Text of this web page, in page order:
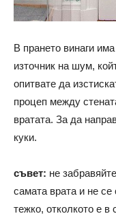
В прането винаги
източник на шум,
опитвате да
процеп между
вратата. За да
куки.
съвет: не
самата врата и не
тежко, отколкото е в